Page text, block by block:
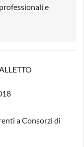
e
a Consorzi di